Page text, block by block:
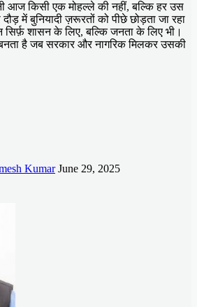
आज किसी एक मोहल्ले की नहीं, बल्कि हर उस
में बुनियादी ज़रूरतों को पीछे छोड़ता जा रहा
शासन के लिए, बल्कि जनता के लिए भी।
है जब सरकार और नागरिक मिलकर उसकी
Kumar June 29, 2025